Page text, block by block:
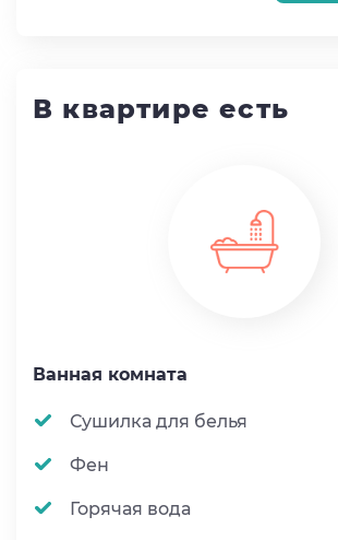
В квартире есть
Ванная комната
Сушилка для белья
Фен
Горячая вода